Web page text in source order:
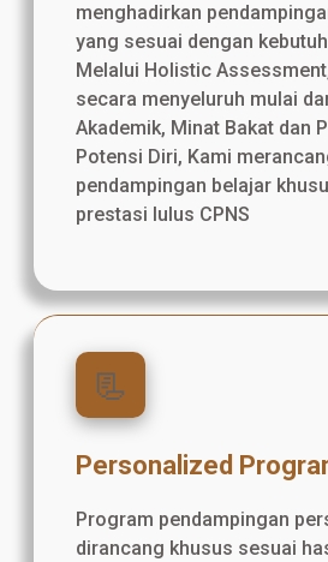
menghadirkan
yang sesuai dengan
Melalui Holistic
secara menyeluruh mulai
Akademik, Minat Bakat dan
Potensi Diri, Kami
pendampingan belajar
prestasi lulus CPNS
📃
Personalized
Program pendampingan
dirancang khusus sesuai